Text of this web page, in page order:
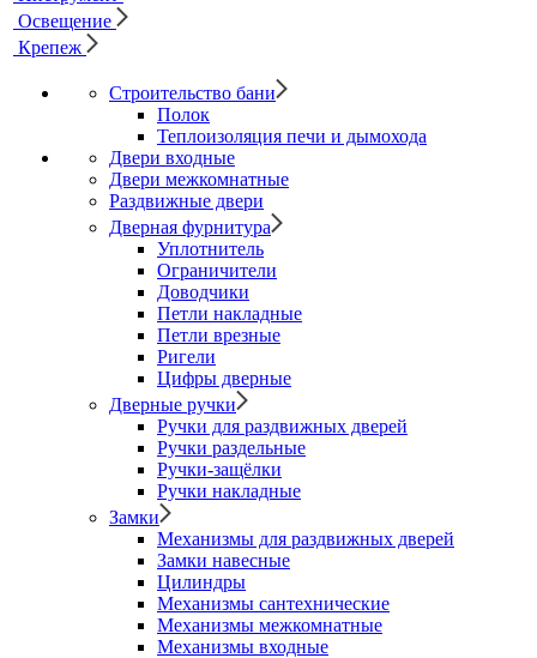
Освещение
Крепеж
Строительство бани
Полок
Теплоизоляция печи и дымохода
Двери входные
Двери межкомнатные
Раздвижные двери
Дверная фурнитура
Уплотнитель
Ограничители
Доводчики
Петли накладные
Петли врезные
Ригели
Цифры дверные
Дверные ручки
Ручки для раздвижных дверей
Ручки раздельные
Ручки-защёлки
Ручки накладные
Замки
Механизмы для раздвижных дверей
Замки навесные
Цилиндры
Механизмы сантехнические
Механизмы межкомнатные
Механизмы входные